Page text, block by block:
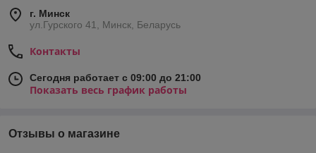
г. Минск
ул.Гурского 41, Минск, Беларусь
Контакты
Сегодня работает с 09:00 до 21:00
Показать весь график работы
Отзывы о магазине